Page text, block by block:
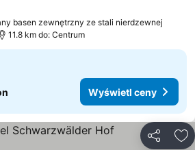
basen zewnętrzny ze stali nierdzewnej
ceny
11.8 km do: Centrum
Wyświetl ceny